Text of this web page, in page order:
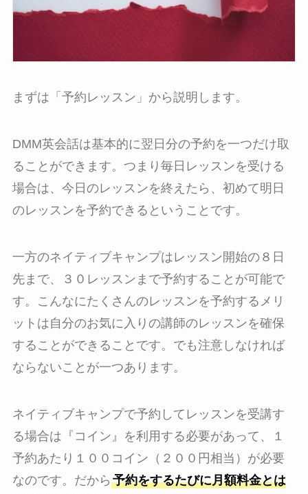
まずは「予約レッスン」から説明します。
DMM英会話は基本的に翌日分の予約を一つだけ取
ることができます。つまり毎日レッスンを受ける
場合は、今日のレッスンを終えたら、初めて明日
のレッスンを予約できるということです。
一方のネイティブキャンプはレッスン開始の８日
先まで、３０レッスンまで予約することが可能で
す。こんなにたくさんのレッスンを予約するメリ
ットは自分のお気に入りの講師のレッスンを確保
することができることです。でも注意しなければ
ならないことが一つあります。
ネイティブキャンプで予約してレッスンを受講す
る場合は『コイン』を利用する必要があって、１
予約あたり１００コイン（２００円相当）が必要
なのです。だから 予約をするたびに月額料金とは